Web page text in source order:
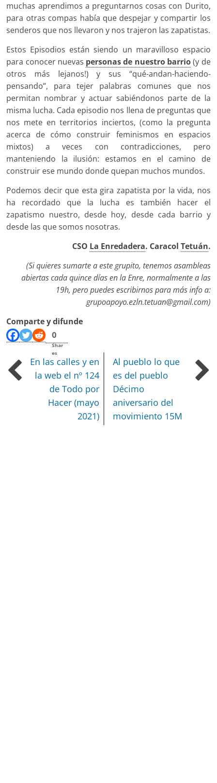
muchas aprendimos a preguntarnos cosas con Durito,
para otras compas había que despejar y compartir los
senderos que nos llevaron y nos trajeron las zapatistas.
Estos Episodios están siendo un maravilloso espacio
para conocer nuevas personas de nuestro barrio(y de
otros más lejanos!) y sus “qué-andan-haciendo-
pensando”, para tejer palabras comunes que nos
permitan nombrar y actuar sabiéndonos parte de la
misma lucha. Cada episodio nos llena de preguntas que
nos mete en territorios inciertos, (como la pregunta
acerca de cómo construir feminismos en espacios
mixtos) a veces con contradicciones, pero
manteniendo la ilusión: estamos en el camino de
construir ese mundo donde quepan muchos mundos.
Podemos decir que esta gira zapatista por la vida, nos
ha recordado que la lucha es también hacer el
zapatismo nuestro, desde hoy, desde cada barrio y
desde las que somos nosotras.
CSO La Enredadera. Caracol Tetuán.
(Si quieres sumarte a este grupito, tenemos asambleas
abiertas cada quince días en la Enre, normalmente a las
19h, pero puedes escribirnos para más info a:
grupoapoyo.ezln.tetuan@gmail.com)
Comparte y difunde
0
Shar
es
En las calles y en
la web el nº 124
de Todo por
Hacer (mayo
2021)
Al pueblo lo que
es del pueblo
Décimo
aniversario del
movimiento 15M